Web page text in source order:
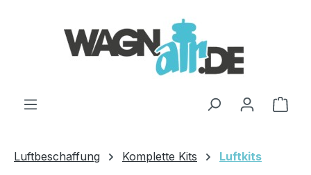
Luftbeschaffung Komplette Kits Luftkits